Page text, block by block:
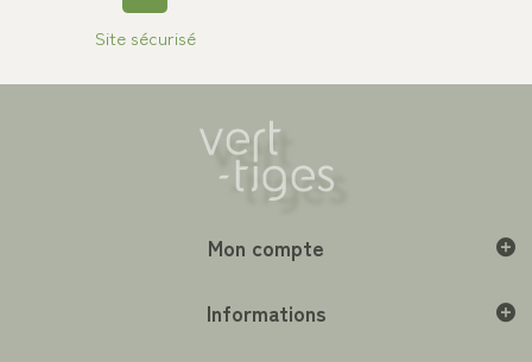
Site sécurisé
Mon compte
Informations